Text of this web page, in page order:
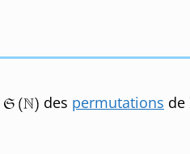
des permutations de